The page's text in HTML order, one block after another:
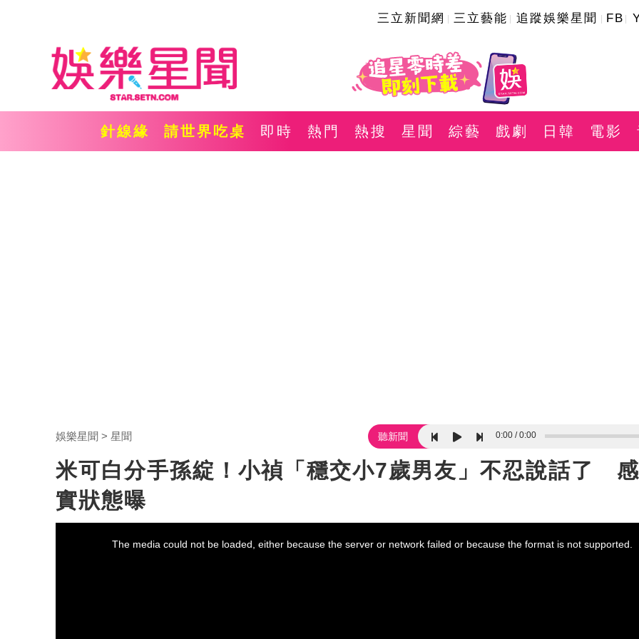
三立新聞網 三立藝能 追蹤娛樂星聞 FB
針線緣 請世界吃桌 即時 熱門 熱搜 星聞 綜藝 戲劇 日韓 電影
娛樂星聞 星聞 聽新聞 0:00 0:00
米可白分手孫綻！小禎「穩交小7歲男友」不忍說話了
實狀態曝
The media could not be loaded, either because the server or network failed or because the format is not supported.